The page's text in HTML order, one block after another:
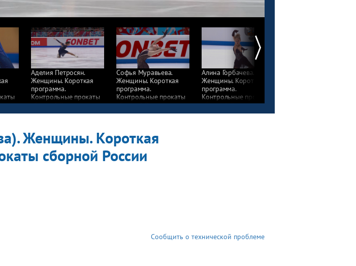
Аделия Петросян.
Женщины. Короткая
программа.
Контрольные прокаты
сборной России
по фигурному катанию
Софья Муравьева.
Женщины. Короткая
программа.
Контрольные прокаты
сборной России
по фигурному катанию
Алина Горбачева.
Женщины. Короткая
программа.
Контрольные прокаты
сборной России
по фигурному катанию
Женщины. Короткая
сборной России
Сообщить о технической проблеме